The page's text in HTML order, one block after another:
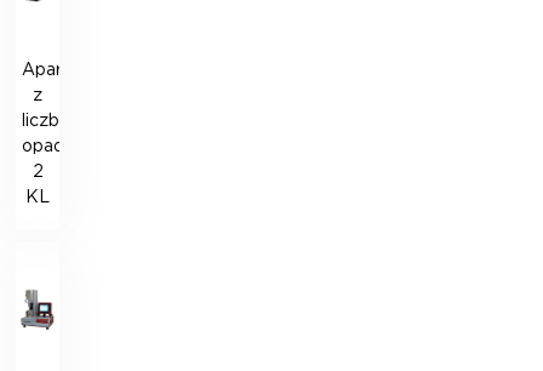
Aparat
z
liczbą
opadającą
2
KL